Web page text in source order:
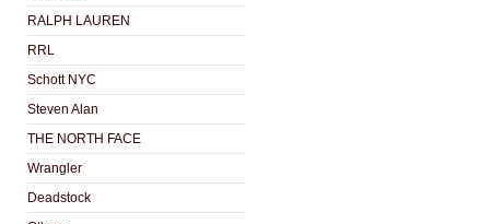
RALPH LAUREN
RRL
Schott NYC
Steven Alan
THE NORTH FACE
Wrangler
Deadstock